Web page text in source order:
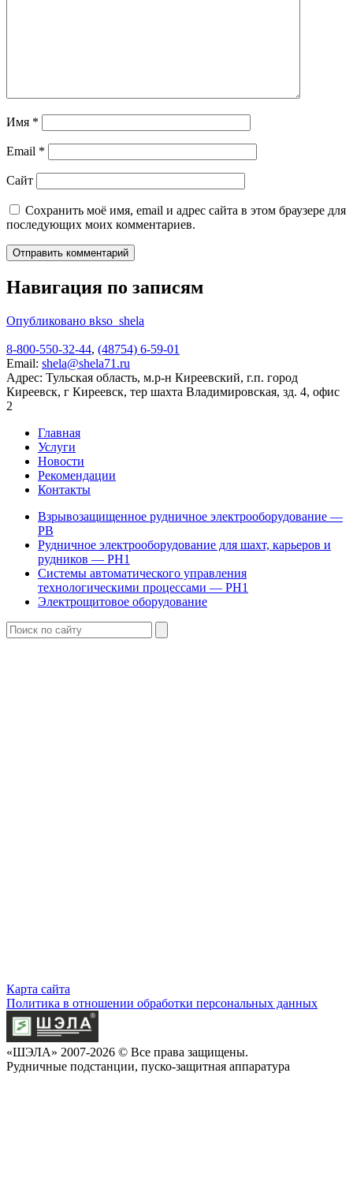
Имя *
Email *
Сайт
Сохранить моё имя, email и адрес сайта в этом браузере для
последующих моих комментариев.
Навигация по записям
Опубликовано вkso_shela
8-800-550-32-44, (48754) 6-59-01
Email: shela@shela71.ru
Адрес: Тульская область, м.р-н Киреевский, г.п. город
Киреевск, г Киреевск, тер шахта Владимировская, зд. 4, офис
2
Главная
Услуги
Новости
Рекомендации
Контакты
Взрывозащищенное рудничное электрооборудование —
РВ
Рудничное электрооборудование для шахт, карьеров и
рудников — РН1
Системы автоматического управления
технологическими процессами — РН1
Электрощитовое оборудование
Карта сайта
Политика в отношении обработки персональных данных
«ШЭЛА» 2007-2026 © Все права защищены.
Рудничные подстанции, пуско-защитная аппаратура